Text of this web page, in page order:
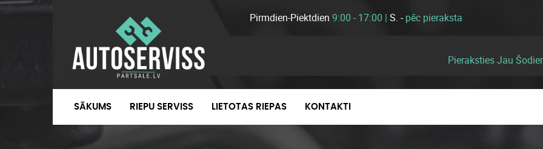
Pirmdien-Piektdien 9:00 - 17:00 | S. -pēc pieraksta
Pieraksties Jau
SĀKUMS RIEPU SERVISS LIETOTAS RIEPAS KONTAKTI